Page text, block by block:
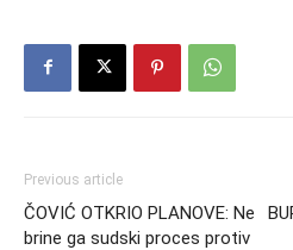
Previous article
ČOVIĆ OTKRIO PLANOVE: Ne
brine ga sudski proces protiv